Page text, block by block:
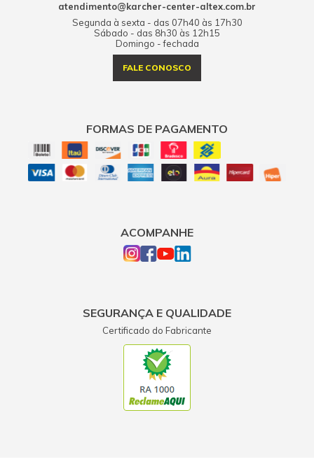
atendimento@karcher-center-altex.com.br
Segunda à sexta - das 07h40 às 17h30
Sábado - das 8h30 às 12h15
Domingo - fechada
FALE CONOSCO
FORMAS DE PAGAMENTO
ACOMPANHE
SEGURANÇA E QUALIDADE
Certificado do Fabricante